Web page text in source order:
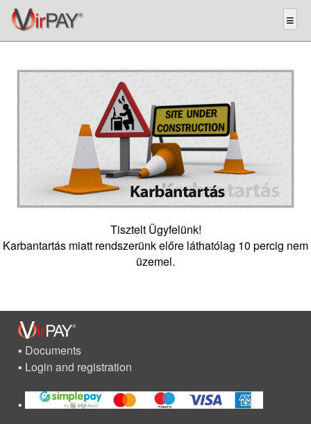
Tisztelt Ügyfelünk!
Karbantartás miatt rendszerünk előre láthatólag 10 percig nem
üzemel.
Documents
Login and registration